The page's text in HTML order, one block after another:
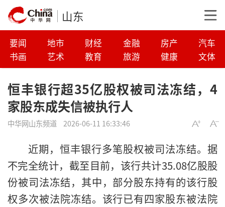
山东
要闻 地市 财经 金融 房产
汽车
书画
艺术 教育 旅游 健康 文体
恒丰银行超35亿股权被司法冻结，4
家股东成失信被执行人
中华网山东频道 2026-06-11 16:33:46
近期，恒丰银行多笔股权被司法冻结。据
不完全统计，截至目前，该行共计35.08亿股股
份被司法冻结，其中，部分股东持有的该行股
权多次被法院冻结。该行已有四家股东被法院